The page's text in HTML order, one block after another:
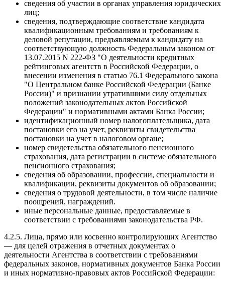
сведения об участии в органах управления юридических
лиц;
сведения, подтверждающие соответствие кандидата
квалификационным требованиям и требованиям к
деловой репутации, предъявляемым к кандидату на
соответствующую должность Федеральным законом от
13.07.2015 N 222-ФЗ "О деятельности кредитных
рейтинговых агентств в Российской Федерации, о
внесении изменения в статью 76.1 Федерального закона
"О Центральном банке Российской Федерации (Банке
России)" и признании утратившими силу отдельных
положений законодательных актов Российской
Федерации" и нормативными актами Банка России;
идентификационный номер налогоплательщика, дата
постановки его на учет, реквизиты свидетельства
постановки на учет в налоговом органе;
номер свидетельства обязательного пенсионного
страхования, дата регистрации в системе обязательного
пенсионного страхования;
сведения об образовании, профессии, специальности и
квалификации, реквизиты документов об образовании;
сведения о трудовой деятельности, в том числе наличие
поощрений, награждений.
иные персональные данные, предоставляемые в
соответствии с требованиями законодательства РФ.
4.2.5. Лица, прямо или косвенно контролирующих Агентство
— для целей отражения в отчетных документах о
деятельности Агентства в соответствии с требованиями
федеральных законов, нормативных документов Банка России
и иных нормативно-правовых актов Российской Федерации: